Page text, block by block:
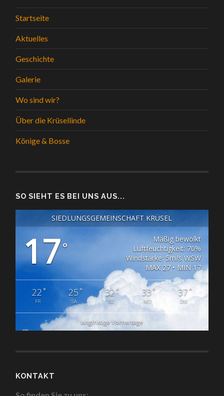
Startseite
Aktuelles
Geschichte
Galerie
Wo sind wir?
Über die Krüsellinde
Könige & Bosse
SO SIEHT ES BEI UNS AUS...
SIEDLUNGSGEMEINSCHAFT KRÜSEL
17°
Mäßig bewölkt
Luftfeuchtigkeit: 70%
Windstärke: 5m/s WSW
MAX 27 • MIN 17
22 °
FR
25°
SA
32°
SO
33°
MO
37°
DIE
langfristige Vorhersage
KONTAKT